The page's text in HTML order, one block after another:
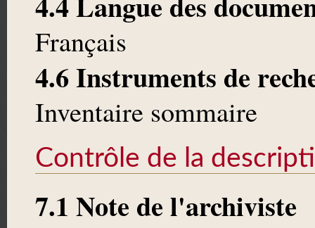
Français
4.6 Instruments de
Inventaire sommaire
Contrôle de la
7.1 Note de l'archiviste